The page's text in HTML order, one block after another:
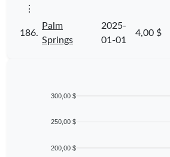
⋮
186.
Palm
Springs
2025-
01-01
4,00 $
300,00 $
250,00 $
200,00 $